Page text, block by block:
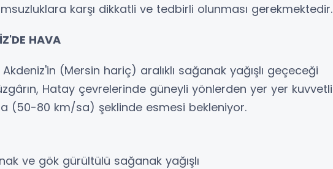
karşı dikkatli ve tedbirli olunması gerekmektedir.
HAVA
(Mersin hariç) aralıklı sağanak yağışlı geçeceği
Hatay çevrelerinde güneyli yönlerden yer yer kuvvetli
(50-80 km/sa) şeklinde esmesi bekleniyor.
ve gök gürültülü sağanak yağışlı